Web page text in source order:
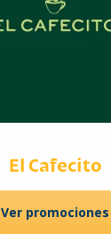
El Cafecito
Ver promociones